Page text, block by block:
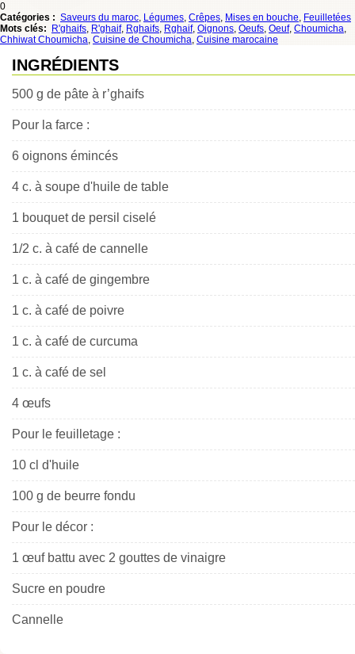
0
Catégories : Saveurs du maroc, Légumes, Crêpes, Mises en bouche, Feuilletées
Mots clés:
R'ghaifs, R'ghaif, Rghaifs, Rghaif, Oignons, Oeufs, Oeuf, Choumicha,
Chhiwat Choumicha, Cuisine de Choumicha, Cuisine marocaine
INGRÉDIENTS
500 g de pâte à r’ghaifs
Pour la farce :
6 oignons émincés
4 c. à soupe d'huile de table
1 bouquet de persil ciselé
1/2 c. à café de cannelle
1 c. à café de gingembre
1 c. à café de poivre
1 c. à café de curcuma
1 c. à café de sel
4 œufs
Pour le feuilletage :
10 cl d'huile
100 g de beurre fondu
Pour le décor :
1 œuf battu avec 2 gouttes de vinaigre
Sucre en poudre
Cannelle